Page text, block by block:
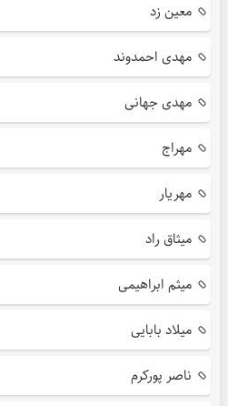
معین زد
مهدی احمدوند
مهدی جهانی
مهراج
مهریار
میثاق راد
میثم ابراهیمی
میلاد بابایی
ناصر پورکرم